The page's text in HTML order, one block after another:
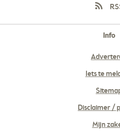
Info
Iets te
Disclaimer /
Mijn